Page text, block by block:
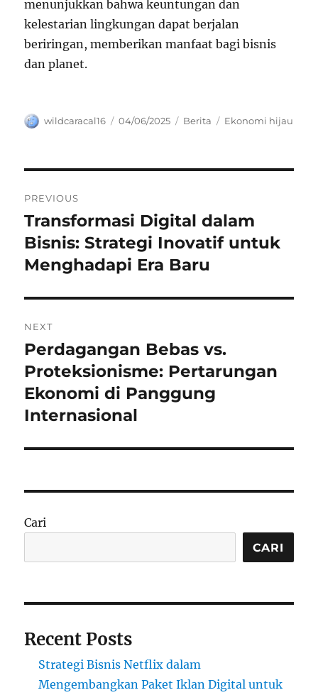
menunjukkan bahwa keuntungan dan
kelestarian lingkungan dapat berjalan
beriringan, memberikan manfaat bagi bisnis
dan planet.
Author
wildcaracal16
Posted
04/06/2025 Categories
Berita Tags
Ekonomi hijau
pos
PREVIOUS
Previous
post:
Transformasi Digital dalam
Bisnis: Strategi Inovatif untuk
Menghadapi Era Baru
NEXT
Next
post:
Perdagangan Bebas vs.
Proteksionisme: Pertarungan
Ekonomi di Panggung
Internasional
Cari
CARI
Recent Posts
Strategi Bisnis Netflix dalam
Mengembangkan Paket Iklan Digital untuk